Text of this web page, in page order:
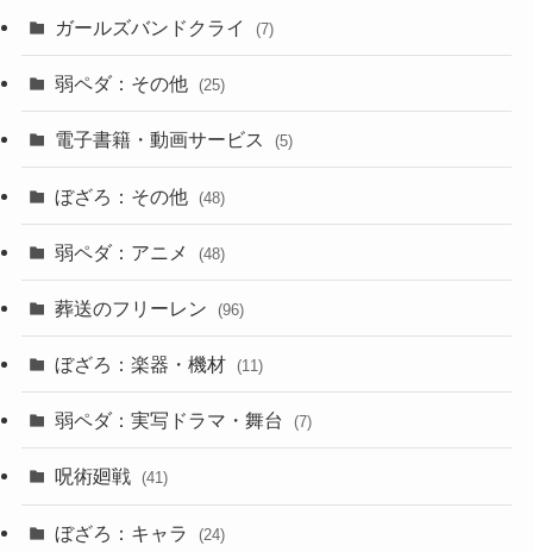
ガールズバンドクライ (7)
弱ペダ：その他 (25)
電子書籍・動画サービス (5)
ぼざろ：その他 (48)
弱ペダ：アニメ (48)
葬送のフリーレン (96)
ぼざろ：楽器・機材 (11)
弱ペダ：実写ドラマ・舞台 (7)
呪術廻戦 (41)
ぼざろ：キャラ (24)